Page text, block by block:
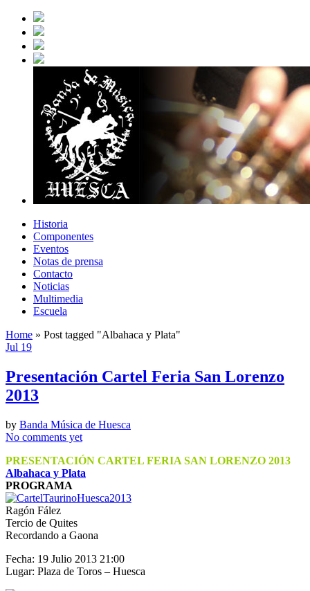
Historia
Componentes
Eventos
Notas de prensa
Contacto
Noticias
Multimedia
Escuela
Home » Post tagged "Albahaca y Plata"
Jul 19
Presentación Cartel Feria San Lorenzo
2013
by Banda Música de Huesca
No comments yet
PRESENTACIÓN CARTEL FERIA SAN LORENZO 2013
Albahaca y Plata
PROGRAMA
Ragón Fález
Tercio de Quites
Recordando a Gaona
Fecha: 19 Julio 2013 21:00
Lugar: Plaza de Toros – Huesca